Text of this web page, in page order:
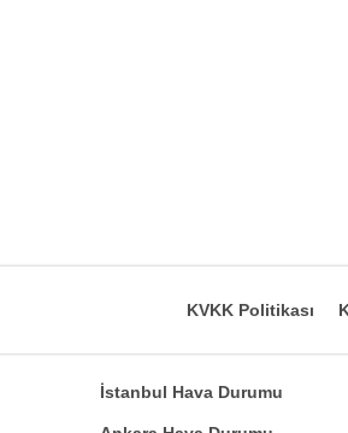
KVKK Politikası
İstanbul Hava Durumu